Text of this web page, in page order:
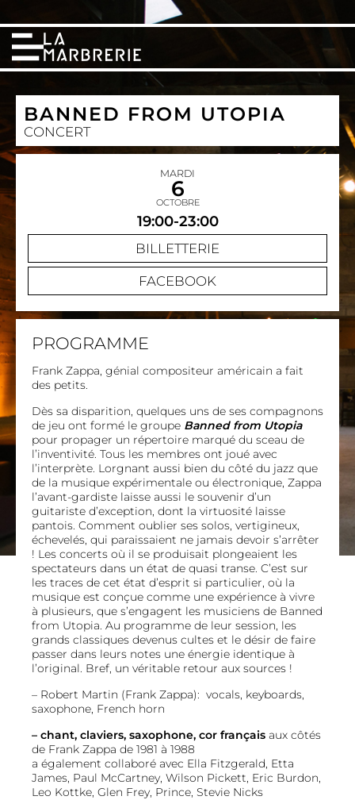
BANNED FROM UTOPIA
CONCERT
MARDI
6
OCTOBRE
19:00-23:00
BILLETTERIE
FACEBOOK
PROGRAMME
Frank Zappa, génial compositeur américain a fait
des petits.
Dès sa disparition, quelques uns de ses compagnons
de jeu ont formé le groupe Banned from Utopia
pour propager un répertoire marqué du sceau de
l’inventivité. Tous les membres ont joué avec
l’interprète. Lorgnant aussi bien du côté du jazz que
de la musique expérimentale ou électronique, Zappa
l’avant-gardiste laisse aussi le souvenir d’un
guitariste d’exception, dont la virtuosité laisse
pantois. Comment oublier ses solos, vertigineux,
échevelés, qui paraissaient ne jamais devoir s’arrêter
! Les concerts où il se produisait plongeaient les
spectateurs dans un état de quasi transe. C’est sur
les traces de cet état d’esprit si particulier, où la
musique est conçue comme une expérience à vivre
à plusieurs, que s’engagent les musiciens de Banned
from Utopia. Au programme de leur session, les
grands classiques devenus cultes et le désir de faire
passer dans leurs notes une énergie identique à
l’original. Bref, un véritable retour aux sources !
– Robert Martin (Frank Zappa): vocals, keyboards,
saxophone, French horn
– chant, claviers, saxophone, cor français aux côtés
de Frank Zappa de 1981 à 1988
a également collaboré avec Ella Fitzgerald, Etta
James, Paul McCartney, Wilson Pickett, Eric Burdon,
Leo Kottke, Glen Frey, Prince, Stevie Nicks